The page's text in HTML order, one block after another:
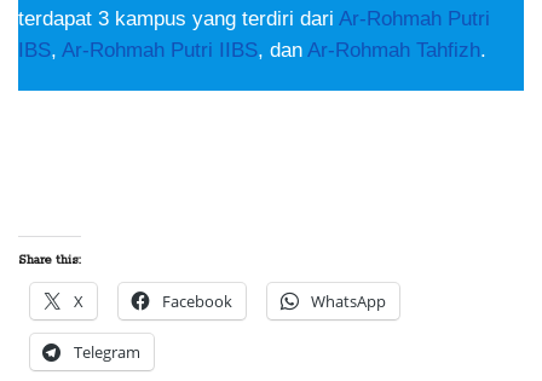
terdapat 3 kampus yang terdiri dari Ar-Rohmah Putri
IBS, Ar-Rohmah Putri IIBS, dan Ar-Rohmah Tahfizh.
Share this:
X Facebook WhatsApp
Telegram